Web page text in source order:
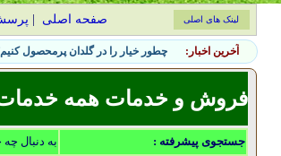
صفحه اصلی لینک های اصلی
آخرین اخبار: چطور خیار را در گلدان پرمحصول
فروش و خدمات همه خدمات
جستجوی پیشرفته :
به دنبال